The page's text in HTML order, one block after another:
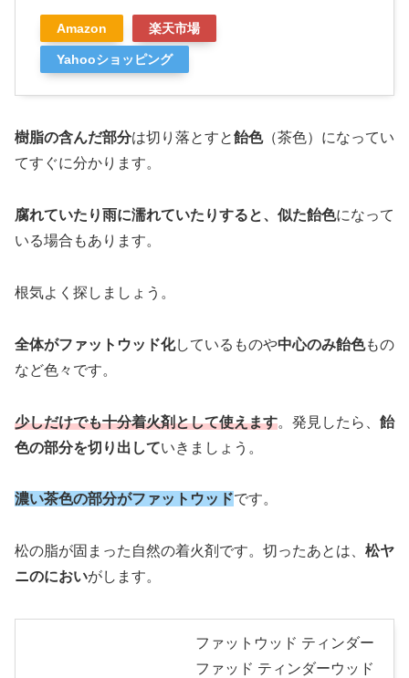
Amazon 楽天市場
Yahooショッピング
樹脂の含んだ部分は切り落とすと飴色（茶色）になってい
てすぐに分かります。
腐れていたり雨に濡れていたりすると、似た飴色になって
いる場合もあります。
根気よく探しましょう。
全体がファットウッド化しているものや中心のみ飴色もの
など色々です。
少しだけでも十分着火剤として使えます。発見したら、 飴
色の部分を切り出していきましょう。
濃い茶色の部分がファットウッドです。
松の脂が固まった自然の着火剤です。切ったあとは、 松ヤ
ニのにおいがします。
ファットウッド ティンダー
ファッド ティンダーウッド